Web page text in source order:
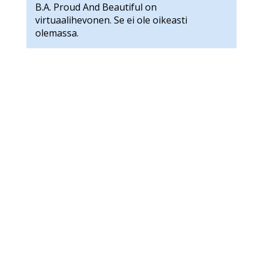
B.A. Proud And Beautiful on
virtuaalihevonen. Se ei ole oikeasti
olemassa.